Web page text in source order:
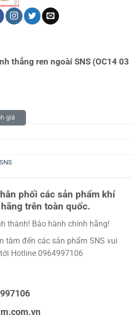
thẳng ren ngoài SNS (OC14 03
giá
SNS
phối các sản phẩm khí
trên toàn quốc.
thành! Bảo hành chính hãng!
tâm đến các sản phẩm SNS vui
Hotline 0964997106